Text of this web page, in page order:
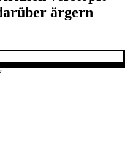
ärgern